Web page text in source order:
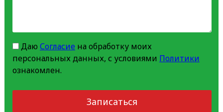
Даю Согласиена обработку моих
персональных данных, с условиями Политики
ознакомлен.
Записаться